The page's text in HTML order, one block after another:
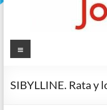
Sala
Biblioteca
Menú
SIBYLLINE. Rata y